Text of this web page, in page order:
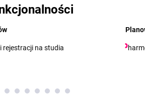
rejestracji na studia